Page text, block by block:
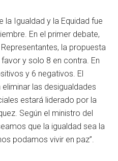
la Igualdad y la Equidad fue
En el primer debate,
la propuesta
y solo 8 en contra. En
y 6 negativos. El
las desigualdades
estará liderado por la
Según el ministro del
que la igualdad sea la
podamos vivir en paz”.